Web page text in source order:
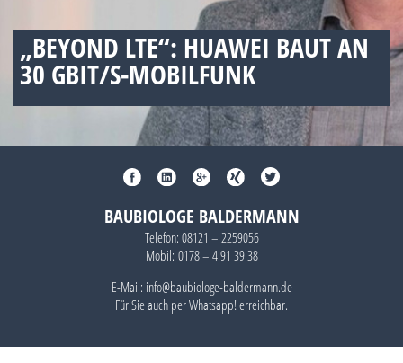
„BEYOND LTE“: HUAWEI BAUT AN
30 GBIT/S-MOBILFUNK
BAUBIOLOGE BALDERMANN
Telefon: 08121 – 2259056
Mobil: 0178 – 4 91 39 38
E-Mail: info@baubiologe-baldermann.de
Für Sie auch perWhatsapp!erreichbar.